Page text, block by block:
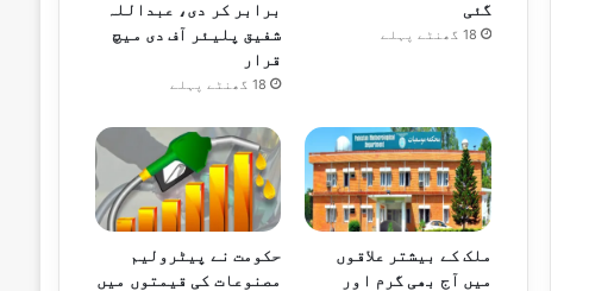
گئی
18 گھنٹے پہلے
برابر کر دی، عبداللہ
شفیق پلیئر آف دی میچ
قرار
18 گھنٹے پہلے
ملک کے بیشتر علاقوں
میں آج بھی گرم اور
حکومت نے پیٹرولیم
مصنوعات کی قیمتوں میں